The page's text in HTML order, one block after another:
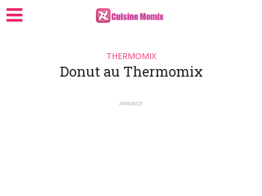
THERMOMIX
Donut au Thermomix
ANNONCE